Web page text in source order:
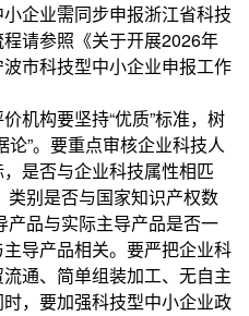
小企业需同步申报浙江省科技
请参照《关于开展2026年
市科技型中小企业申报工作
机构要坚持“优质”标准，树
论”。要重点审核企业科技人
是否与企业科技属性相匹
类别是否与国家知识产权数
品与实际主导产品是否一
导产品相关。要严把企业科
通、简单组装加工、无自主
，要加强科技型中小企业政